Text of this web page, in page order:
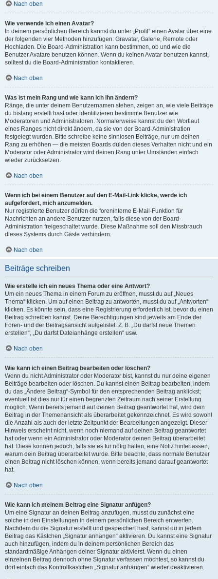
Nach oben
Wie verwende ich einen Avatar?
In deinem persönlichen Bereich kannst du unter „Profil“ einen Avatar über eine
der folgenden vier Methoden hinzufügen: Gravatar, Galerie, Remote oder
Hochladen. Die Board-Administration kann bestimmen, ob und wie die
Benutzer Avatare benutzen können. Wenn du keinen Avatar benutzen kannst,
solltest du die Board-Administration kontaktieren.
Nach oben
Was ist mein Rang und wie kann ich ihn ändern?
Ränge, die unter deinem Benutzernamen stehen, zeigen an, wie viele Beiträge
du bislang erstellt hast oder identifizieren bestimmte Benutzer wie
Moderatoren und Administratoren. Normalerweise kannst du den Wortlaut
eines Ranges nicht direkt ändern, da sie von der Board-Administration
festgelegt wurden. Bitte schreibe keine sinnlosen Beiträge, nur um deinen
Rang zu erhöhen — die meisten Boards dulden dieses Verhalten nicht und ein
Moderator oder Administrator wird deinen Rang unter Umständen einfach
wieder zurücksetzen.
Nach oben
Wenn ich bei einem Benutzer auf den E-Mail-Link klicke, werde ich
aufgefordert, mich anzumelden.
Nur registrierte Benutzer dürfen die foreninterne E-Mail-Funktion für
Nachrichten an andere Benutzer nutzen, falls diese von der Board-
Administration freigeschaltet wurde. Diese Maßnahme soll den Missbrauch
dieses Systems durch Gäste verhindern.
Nach oben
Beiträge schreiben
Wie erstelle ich ein neues Thema oder eine Antwort?
Um ein neues Thema in einem Forum zu eröffnen, musst du auf „Neues
Thema“ klicken. Um auf einen Beitrag zu antworten, musst du auf „Antworten“
klicken. Es könnte sein, dass eine Registrierung erforderlich ist, bevor du einen
Beitrag schreiben kannst. Deine Berechtigungen sind jeweils am Ende der
Foren- und der Beitragsansicht aufgelistet. Z. B. „Du darfst neue Themen
erstellen“, „Du darfst Dateianhänge erstellen“ usw.
Nach oben
Wie kann ich einen Beitrag bearbeiten oder löschen?
Wenn du nicht Administrator oder Moderator bist, kannst du nur deine eigenen
Beiträge bearbeiten oder löschen. Du kannst einen Beitrag bearbeiten, indem
du das „Ändere Beitrag“-Symbol für den entsprechenden Beitrag anklickst;
eventuell ist dies nur für einen begrenzten Zeitraum nach seiner Erstellung
möglich. Wenn bereits jemand auf deinen Beitrag geantwortet hat, wird dein
Beitrag in der Themenansicht als überarbeitet gekennzeichnet. Es wird sowohl
die Anzahl als auch der letzte Zeitpunkt der Bearbeitungen angezeigt. Dieser
Hinweis erscheint nicht, wenn noch niemand auf deinen Beitrag geantwortet
hat oder wenn ein Administrator oder Moderator deinen Beitrag überarbeitet
hat. Diese können jedoch, falls sie es für nötig halten, eine Notiz hinterlassen,
warum dein Beitrag überarbeitet wurde. Bitte beachte, dass normale Benutzer
einen Beitrag nicht löschen können, wenn bereits jemand darauf geantwortet
hat.
Nach oben
Wie kann ich meinem Beitrag eine Signatur anfügen?
Um eine Signatur an deinen Beitrag anzufügen, musst du zunächst eine
solche in den Einstellungen in deinem persönlichen Bereich entwerfen.
Nachdem du die Signatur erstellt und gespeichert hast, kannst du in jedem
Beitrag das Kästchen „Signatur anhängen“ aktivieren. Du kannst eine Signatur
auch hinzufügen, indem du in deinem persönlichen Bereich das
standardmäßige Anhängen deiner Signatur aktivierst. Wenn du einen
einzelnen Beitrag dennoch ohne Signatur verfassen möchtest, so kannst du
dort einfach das Kontrollkästchen „Signatur anhängen“ wieder deaktivieren.